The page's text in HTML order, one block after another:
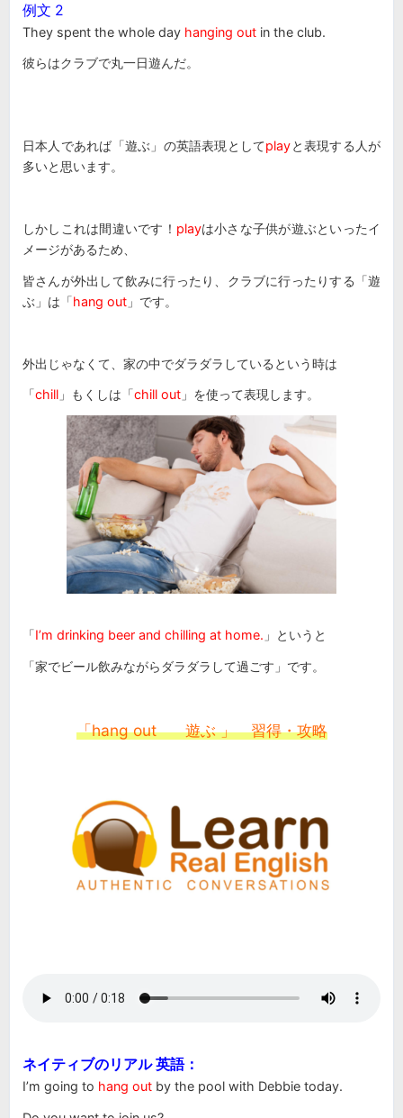
例文 2
They spent the whole day hanging out in the club.
彼らはクラブで丸一日遊んだ。
日本人であれば「遊ぶ」の英語表現としてplayと表現する人が
多いと思います。
しかしこれは間違いです！ playは小さな子供が遊ぶといったイ
メージがあるため、
皆さんが外出して飲みに行ったり、クラブに行ったりする「遊
ぶ」は「hang out 」です。
外出じゃなくて、家の中でダラダラしているという時は
「chill 」もくしは「chill out 」を使って表現します。
「I’m drinking beer and chilling at home. 」というと
「家でビール飲みながらダラダラして過ごす」です。
「hang out 遊ぶ 」 習得・攻略
ネイティブのリアル 英語：
I’m going to hang out by the pool with Debbie today.